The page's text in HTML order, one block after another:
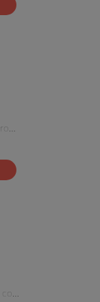
co…